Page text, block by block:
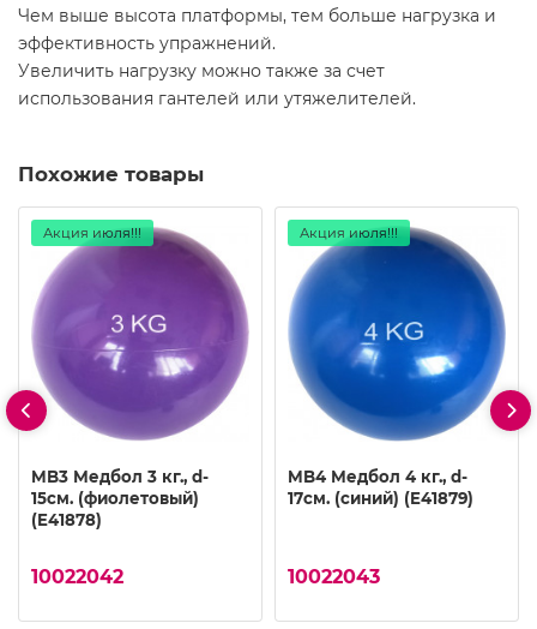
Чем выше высота платформы, тем больше нагрузка и
эффективность упражнений.
Увеличить нагрузку можно также за счет
использования гантелей или утяжелителей.
Похожие товары
Акция июля!!!
MB3 Медбол 3 кг., d-
15см. (фиолетовый)
(E41878)
10022042
Акция июля!!!
MB4 Медбол 4 кг., d-
17см. (синий) (E41879)
10022043